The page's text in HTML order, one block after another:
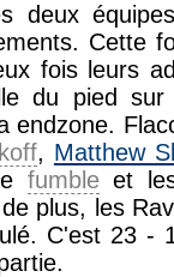
deux
Cette
fois leurs
du pied
endzone.
, Matthew
fumbleet les
plus, les
C'est 23 -